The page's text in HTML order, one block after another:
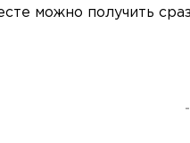
можно получить
-